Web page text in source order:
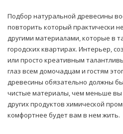
Подбор натуральной древесины
повторить который практически
другими материалами, которые в
городских квартирах. Интерьер,
или просто креативным
глаз всем домочадцам и гостям
древесины обязательно должны
чистые материалы, чем меньше вы
других продуктов химической
комфортнее будет вам в нем жить.